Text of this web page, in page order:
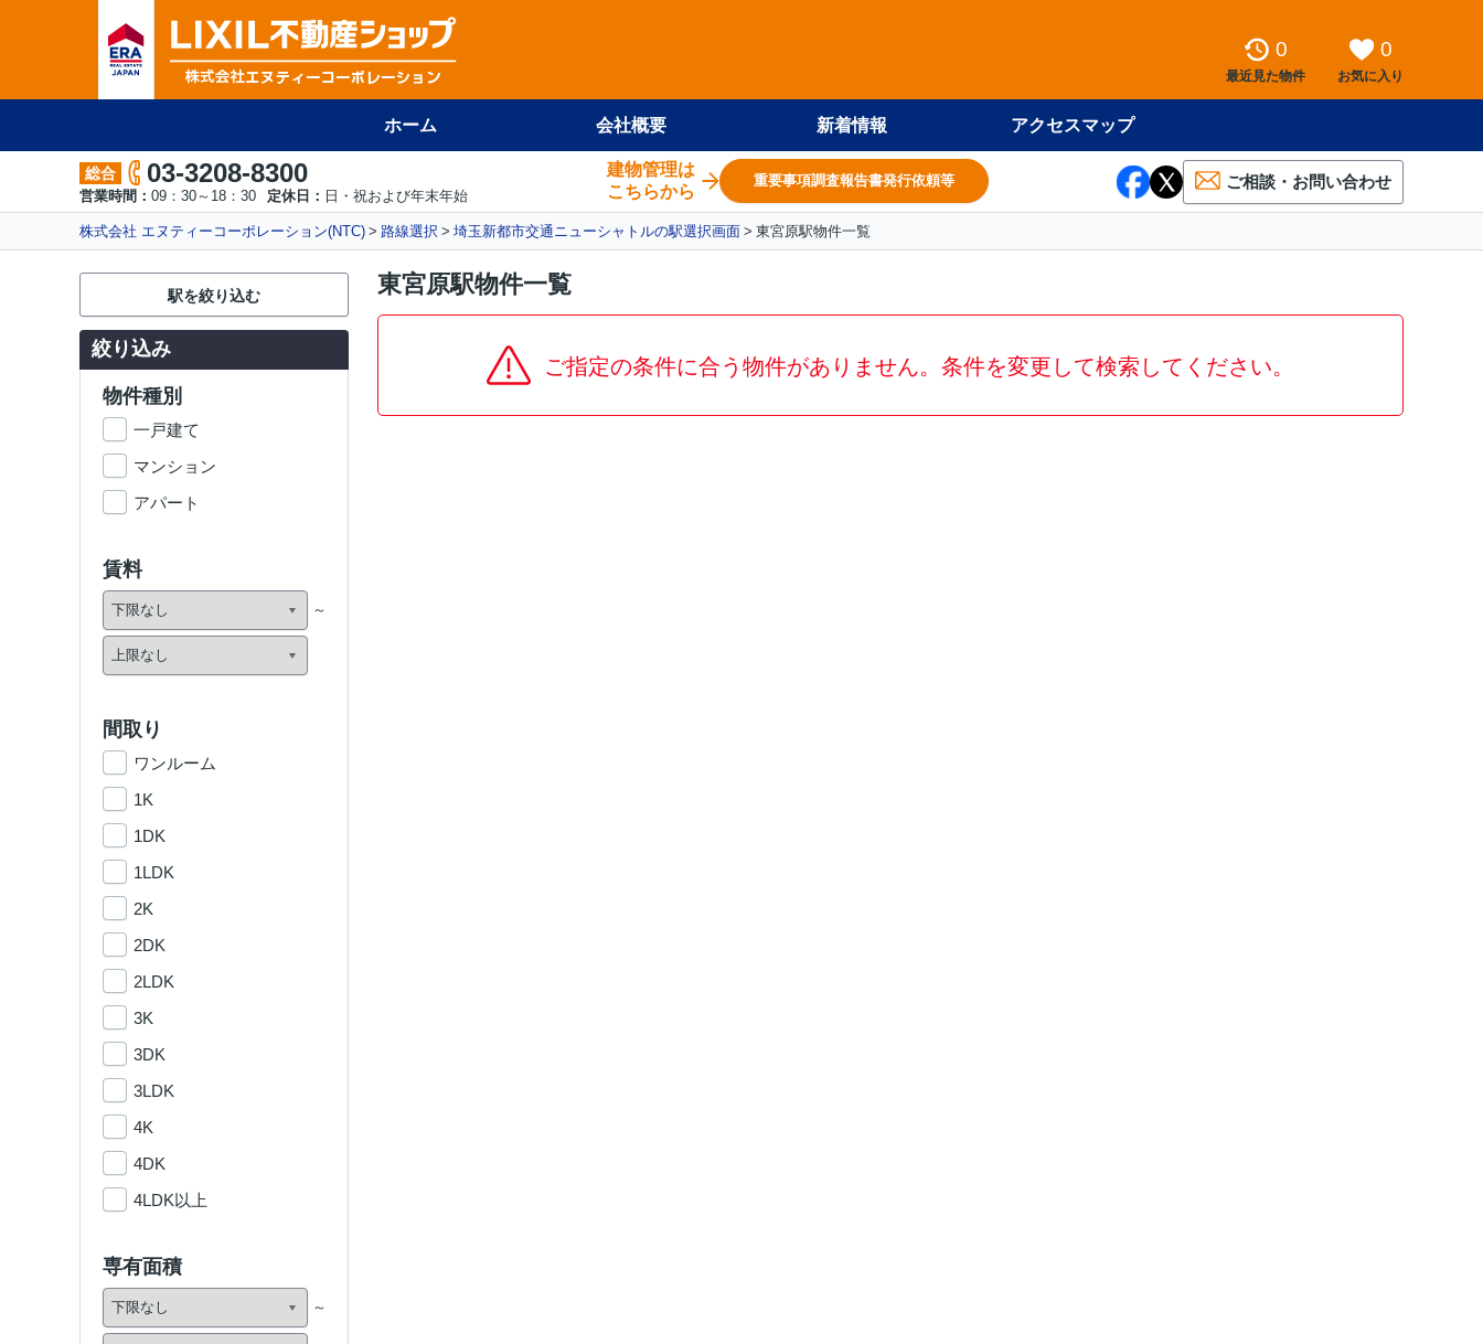
0
最近見た物件
0
お気に入り
ホーム 会社概要 新着情報 アクセスマップ
総合 03-3208-8300
営業時間： 09：30～18：30 定休日： 日・祝および年末年始
建物管理は
こちらから
重要事項調査報告書発行依頼等 ご相談・お問い合わせ
株式会社 エヌティーコーポレーション(NTC) 路線選択 埼玉新都市交通ニューシャトルの駅選択画面 東宮原駅物件一覧
東宮原駅物件一覧
ご指定の条件に合う物件がありません。条件を変更して検索してください。
駅を絞り込む
絞り込み
物件種別
一戸建て
マンション
アパート
賃料
間取り
ワンルーム
1K
1DK
1LDK
2K
2DK
2LDK
3K
3DK
3LDK
4K
4DK
4LDK以上
専有面積